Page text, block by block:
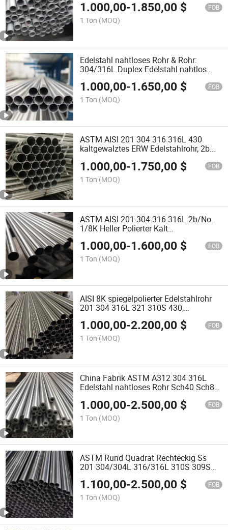
1.000,00-1.850,00 $ FOB
1 Ton (MOQ)
Edelstahl nahtloses Rohr & Rohr:
304/316L Duplex Edelstahl nahtlos
geschweißtes Stahlrohr Wasserrohr
Fabrikpreis Rohr
1.000,00-1.650,00 $ FOB
1 Ton (MOQ)
ASTM AISI 201 304 316 316L 430
kaltgewalztes ERW Edelstahlrohr, 2b
industrielle Edelstahlrohrfabrik
Direktpreis
1.000,00-1.750,00 $ FOB
1 Ton (MOQ)
ASTM AISI 201 304 316 316L 2b/No.
1/8K Heller Polierter Kalt
Warmgewalzter Edelstahl Nahtloser /
Geschweißter Rohrfitting für
Wasserversorgungssysteme
1.000,00-1.600,00 $ FOB
1 Ton (MOQ)
AISI 8K spiegelpolierter Edelstahlrohr
201 304 316L 321 310S 430,
korrosionsbeständiges nahtloses und
geschweißtes Rohr
1.000,00-2.200,00 $ FOB
1 Ton (MOQ)
China Fabrik ASTM A312 304 316L
Edelstahl nahtloses Rohr Sch40 Sch80
Rohr
1.000,00-2.500,00 $ FOB
1 Ton (MOQ)
ASTM Rund Quadrat Rechteckig Ss
201 304/304L 316/316L 310S 309S
409 904 430 Gebürstet Spiegelpoliert
Nahtlos Geschweißt Edelstahlrohr Preis
1.100,00-2.500,00 $ FOB
1 Ton (MOQ)